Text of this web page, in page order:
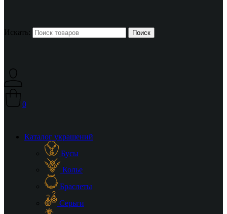
Искать:
0
Каталог украшений
Бусы
Колье
Браслеты
Серьги